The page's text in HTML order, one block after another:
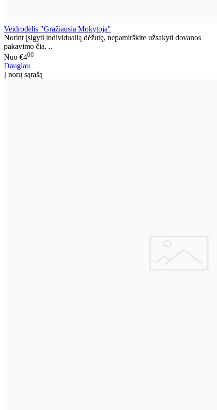
Veidrodėlis "Gražiausia Mokytoja"
Norint įsigyti individualią dėžutę, nepamirškite užsakyti dovanos
pakavimo čia. ..
Nuo €400
Daugiau
Į norų sąrašą